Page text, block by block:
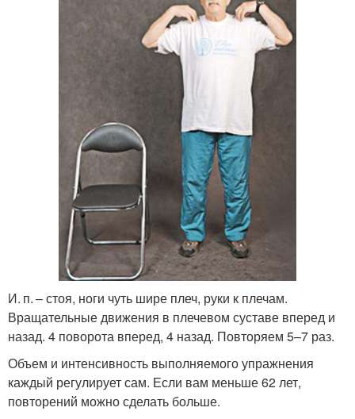
И. п. – стоя, ноги чуть шире плеч, руки к плечам.
Вращательные движения в плечевом суставе вперед и
назад. 4 поворота вперед, 4 назад. Повторяем 5–7 раз.
Объем и интенсивность выполняемого упражнения
каждый регулирует сам. Если вам меньше 62 лет,
повторений можно сделать больше.